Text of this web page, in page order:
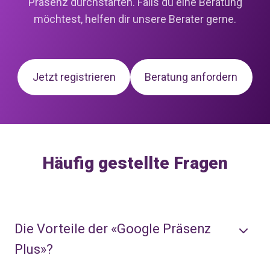
möchtest, helfen dir unsere Berater gerne.
Jetzt registrieren Beratung anfordern
Häufig gestellte Fragen
Die Vorteile der «Google Präsenz
Plus»?